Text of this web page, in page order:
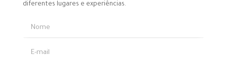
diferentes lugares e experiências.